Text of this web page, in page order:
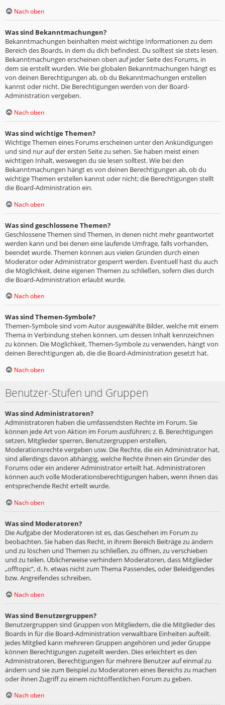
Nach oben
Was sind Bekanntmachungen?
Bekanntmachungen beinhalten meist wichtige Informationen zu dem
Bereich des Boards, in dem du dich befindest. Du solltest sie stets lesen.
Bekanntmachungen erscheinen oben auf jeder Seite des Forums, in
dem sie erstellt wurden. Wie bei globalen Bekanntmachungen hängt es
von deinen Berechtigungen ab, ob du Bekanntmachungen erstellen
kannst oder nicht. Die Berechtigungen werden von der Board-
Administration vergeben.
Nach oben
Was sind wichtige Themen?
Wichtige Themen eines Forums erscheinen unter den Ankündigungen
und sind nur auf der ersten Seite zu sehen. Sie haben meist einen
wichtigen Inhalt, weswegen du sie lesen solltest. Wie bei den
Bekanntmachungen hängt es von deinen Berechtigungen ab, ob du
wichtige Themen erstellen kannst oder nicht; die Berechtigungen stellt
die Board-Administration ein.
Nach oben
Was sind geschlossene Themen?
Geschlossene Themen sind Themen, in denen nicht mehr geantwortet
werden kann und bei denen eine laufende Umfrage, falls vorhanden,
beendet wurde. Themen können aus vielen Gründen durch einen
Moderator oder Administrator gesperrt werden. Eventuell hast du auch
die Möglichkeit, deine eigenen Themen zu schließen, sofern dies durch
die Board-Administration erlaubt wurde.
Nach oben
Was sind Themen-Symbole?
Themen-Symbole sind vom Autor ausgewählte Bilder, welche mit einem
Thema in Verbindung stehen können, um dessen Inhalt kennzeichnen
zu können. Die Möglichkeit, Themen-Symbole zu verwenden, hängt von
deinen Berechtigungen ab, die die Board-Administration gesetzt hat.
Nach oben
Benutzer-Stufen und Gruppen
Was sind Administratoren?
Administratoren haben die umfassendsten Rechte im Forum. Sie
können jede Art von Aktion im Forum ausführen; z. B. Berechtigungen
setzen, Mitglieder sperren, Benutzergruppen erstellen,
Moderationsrechte vergeben usw. Die Rechte, die ein Administrator hat,
sind allerdings davon abhängig, welche Rechte ihnen ein Gründer des
Forums oder ein anderer Administrator erteilt hat. Administratoren
können auch volle Moderationsberechtigungen haben, wenn ihnen das
entsprechende Recht erteilt wurde.
Nach oben
Was sind Moderatoren?
Die Aufgabe der Moderatoren ist es, das Geschehen im Forum zu
beobachten. Sie haben das Recht, in ihrem Bereich Beiträge zu ändern
und zu löschen und Themen zu schließen, zu öffnen, zu verschieben
und zu teilen. Üblicherweise verhindern Moderatoren, dass Mitglieder
„offtopic“, d. h. etwas nicht zum Thema Passendes, oder Beleidigendes
bzw. Angreifendes schreiben.
Nach oben
Was sind Benutzergruppen?
Benutzergruppen sind Gruppen von Mitgliedern, die die Mitglieder des
Boards in für die Board-Administration verwaltbare Einheiten aufteilt.
Jedes Mitglied kann mehreren Gruppen angehören und jeder Gruppe
können Berechtigungen zugeteilt werden. Dies erleichtert es den
Administratoren, Berechtigungen für mehrere Benutzer auf einmal zu
ändern und sie zum Beispiel zu Moderatoren eines Bereichs zu machen
oder ihnen Zugriff zu einem nichtöffentlichen Forum zu geben.
Nach oben